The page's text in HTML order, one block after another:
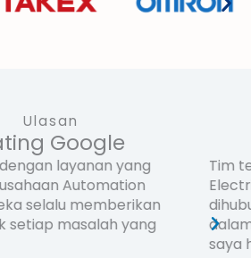
Ulasan
Google
Automation Jaya
dan mudah
selalu siap membantu
setiap masalah yang
N
e